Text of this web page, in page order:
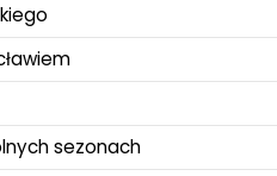
sezonach